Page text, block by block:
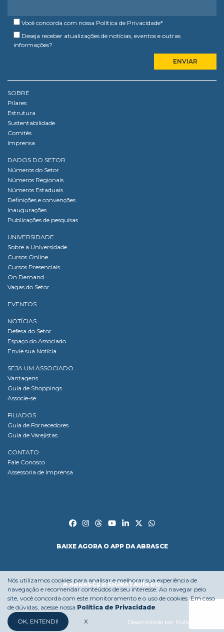
Você concorda com nossa Política de Privacidade*
Deseja receber atualizações de notícias, eventos e outras
informações?
SOBRE
Pilares
Estrutura
Sustentabilidade
Comitês
Imprensa
DADOS DO SETOR
Números do Setor
Números Regionais
Números Estaduais
Definições e convenções
Inaugurações
Publicações de pesquisas
UNIVERSIDADE
Sobre a Universidade
Cursos Online
Cursos Presenciais
On Demand
Vagas do Setor
EVENTOS
NOTÍCIAS
Defesa do Setor
Espaço do Associado
Envie sua Notícia
SEJA UM ASSOCIADO
Vantagens
Guia de Shoppings
Associe-se
FILIADOS
Guia de Fornecedores
Guia de Varejistas
CONTATO
Fale Conosco
Assessoria de Imprensa
BAIXE AGORA O APP DA ABRASCE
A ABRASCE É SIGNATÁRIA DO
Desenvolvido por: Mufasa Agency
Nós utilizamos cookies para analisar e melhorar sua experiência de
navegação e recomendar conteúdos de seu interesse. Ao navegar pelo
site, você concorda com este monitoramento e o uso de cookies. Em caso
de dúvidas, acesse nossa Política de Privacidade.
OK, ENTENDI!
X